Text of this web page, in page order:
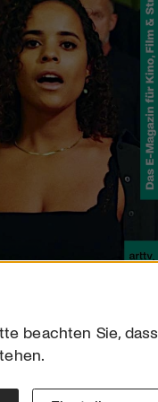
beachten Sie, dass